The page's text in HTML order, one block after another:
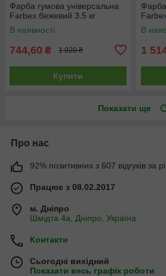
Фарба гумова універсальна
Farbex бежевий 3.5 кг
В наявності
744,60 ₴ 1 020 ₴
Купити
Фарба
В
1
Показати ще
Про нас
92% позитивних з 607 відгуків за
Працює з 08.02.2017
м. Дніпро
Шмідта 4а, Дніпро, Україна
Контакти
Сьогодні вихідний
Показати весь графік роботи